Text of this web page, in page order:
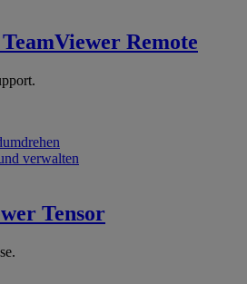
TeamViewer Remote
verwalten
Tensor